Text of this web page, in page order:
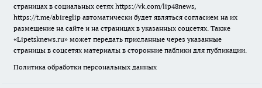
страницах в социальных сетях https://vk.com/lip48news,
https://t.me/abireglip автоматически будет являться согласием на их
размещение на сайте и на страницах в указанных соцсетях. Также
«Lipetsknews.ru» может передать присланные через указанные
страницы в соцсетях материалы в сторонние паблики для публикации.
Политика обработки персональных данных